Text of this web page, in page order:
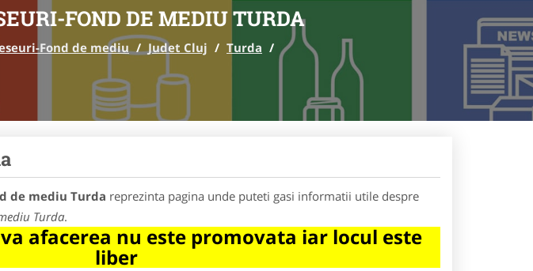
FOND DE MEDIU TURDA
Fond de mediu / Judet Cluj / Turda /
de mediu Turda reprezinta pagina unde puteti gasi informatii utile despre
Turda.
afacerea nu este promovata iar locul este
liber